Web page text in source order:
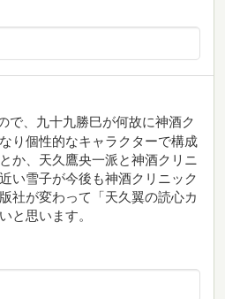
で、九十九勝巳が何故に神酒ク
り個性的なキャラクターで構成
か、天久鷹央一派と神酒クリニ
い雪子が今後も神酒クリニック
社が変わって「天久翼の読心カ
と思います。